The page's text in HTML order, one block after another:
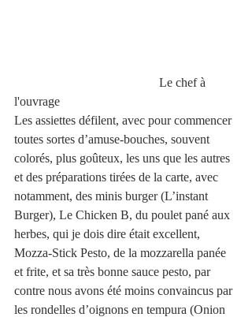
l'ouvrage
Les assiettes défilent, avec pour commencer
toutes sortes d’amuse-bouches, souvent
colorés, plus goûteux, les uns que les autres
et des préparations tirées de la carte, avec
notamment, des minis burger (L’instant
Burger), Le Chicken B, du poulet pané aux
herbes, qui je dois dire était excellent,
Mozza-Stick Pesto, de la mozzarella panée
et frite, et sa très bonne sauce pesto, par
contre nous avons été moins convaincus par
les rondelles d’oignons en tempura (Onion